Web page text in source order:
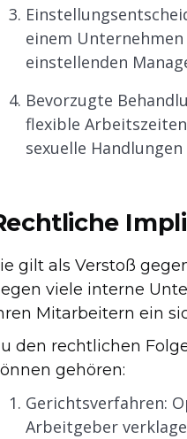
einem
einstellenden
Bevorzugte
flexible
sexuelle
gilt als Verstoß
viele interne
Mitarbeitern ein
den rechtlichen
gehören:
Gerichtsverfahren:
Arbeitgeber